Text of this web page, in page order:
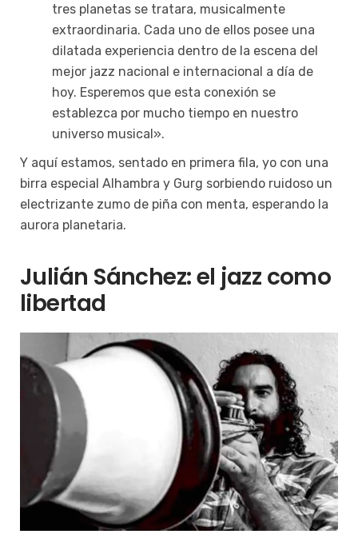
tres planetas se tratara, musicalmente
extraordinaria. Cada uno de ellos posee una
dilatada experiencia dentro de la escena del
mejor jazz nacional e internacional a día de
hoy. Esperemos que esta conexión se
establezca por mucho tiempo en nuestro
universo musical».
Y aquí estamos, sentado en primera fila, yo con una
birra especial Alhambra y Gurg sorbiendo ruidoso un
electrizante zumo de piña con menta, esperando la
aurora planetaria.
Julián Sánchez: el jazz como
libertad